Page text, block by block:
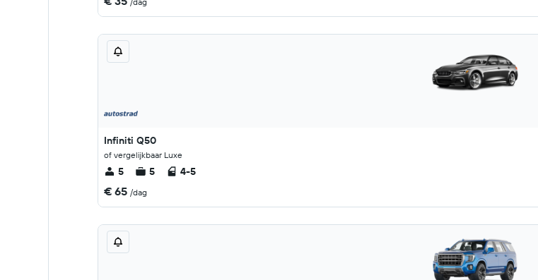
Infiniti Q50
of vergelijkbaar Luxe
5 5 4-5
€ 65 /dag